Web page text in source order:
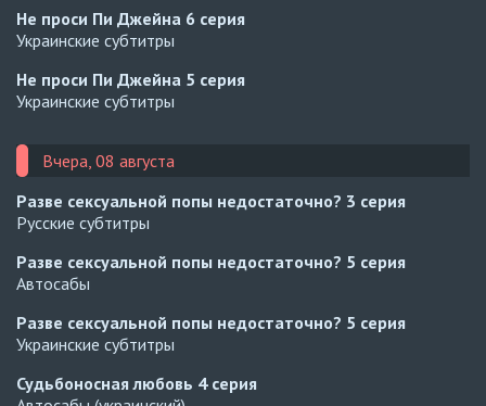
Не проси Пи Джейна 6 серия
Украинские субтитры
Не проси Пи Джейна 5 серия
Украинские субтитры
Вчера, 08 августа
Разве сексуальной попы недостаточно? 3 серия
Русские субтитры
Разве сексуальной попы недостаточно? 5 серия
Автосабы
Разве сексуальной попы недостаточно? 5 серия
Украинские субтитры
Судьбоносная любовь 4 серия